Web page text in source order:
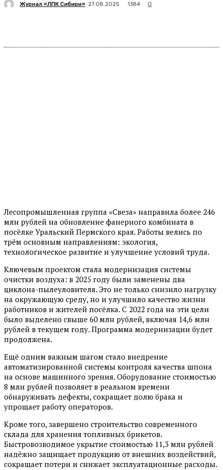
Журнал «ЛПК Сибири» 27.08.2025 1384 0
Лесопромышленная группа «Свеза» направила более 246
млн рублей на обновление фанерного комбината в
посёлке Уральский Пермского края. Работы велись по
трём основным направлениям: экология,
технологическое развитие и улучшение условий труда.
Ключевым проектом стала модернизация системы
очистки воздуха: в 2025 году были заменены два
циклона-пылеуловителя. Это не только снизило нагрузку
на окружающую среду, но и улучшило качество жизни
работников и жителей посёлка. С 2022 года на эти цели
было выделено свыше 60 млн рублей, включая 14,6 млн
рублей в текущем году. Программа модернизации будет
продолжена.
Ещё одним важным шагом стало внедрение
автоматизированной системы контроля качества шпона
на основе машинного зрения. Оборудование стоимостью
8 млн рублей позволяет в реальном времени
обнаруживать дефекты, сокращает долю брака и
упрощает работу операторов.
Кроме того, завершено строительство современного
склада для хранения топливных брикетов.
Быстровозводимое укрытие стоимостью 11,3 млн рублей
надёжно защищает продукцию от внешних воздействий,
сокращает потери и снижает эксплуатационные расходы.